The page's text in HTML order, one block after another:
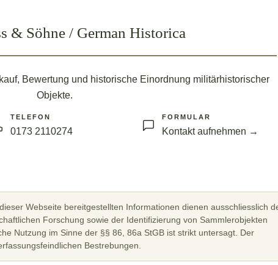
& Söhne / German Historica
Bewertung und historische Einordnung militärhistorischer
Objekte.
TELEFON
0173 2110274
FORMULAR
Kontakt aufnehmen →
Webseite bereitgestellten Informationen dienen ausschliesslich
Forschung sowie der Identifizierung von Sammlerobjekten
Nutzung im Sinne der §§ 86, 86a StGB ist strikt untersagt. Der
Bestrebungen.